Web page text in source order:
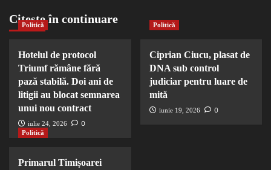
Citește în continuare
Politică
Hotelul de protocol
Triumf rămâne fără
pază stabilă. Doi ani de
litigii au blocat semnarea
unui nou contract
iulie 24, 2026 0
Politică
Ciprian Ciucu, plasat de
DNA sub control
judiciar pentru luare de
mită
iunie 19, 2026 0
Politică
Primarul Timișoarei